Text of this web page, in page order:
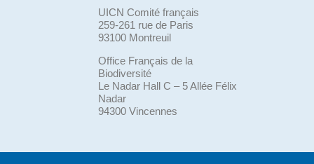
UICN Comité français
259-261 rue de Paris
93100 Montreuil
Office Français de la
Biodiversité
Le Nadar Hall C – 5 Allée Félix
Nadar
94300 Vincennes